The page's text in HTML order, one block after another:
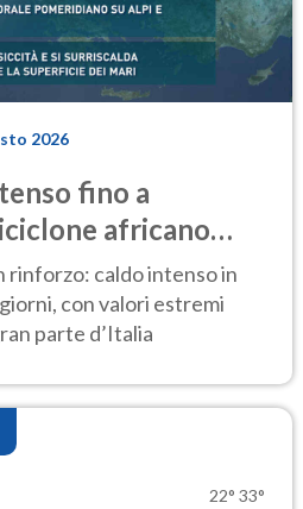
2026
fino a
africano
caldo intenso in
con valori estremi
parte d’Italia
22° 33°